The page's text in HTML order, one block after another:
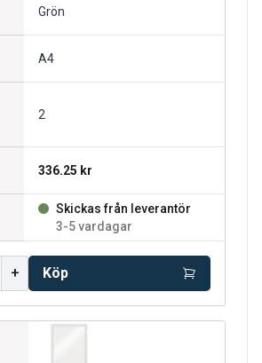
Grön
A4
2
336.25 kr
Skickas från leverantör
3-5 vardagar
+ Köp